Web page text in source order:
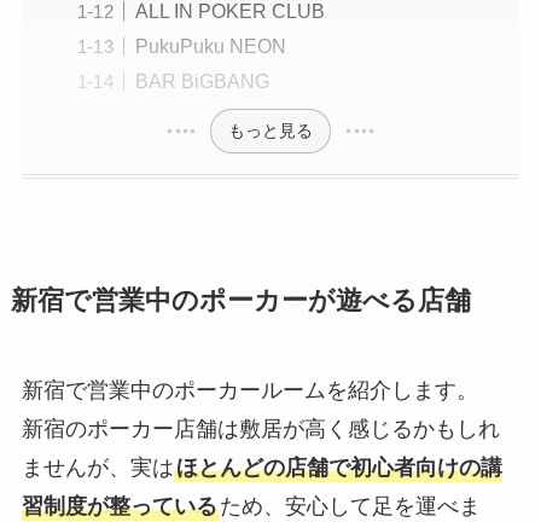
ALL IN POKER CLUB
PukuPuku NEON
BAR BiGBANG
もっと見る
新宿で営業中のポーカーが遊べる店舗
新宿で営業中のポーカールームを紹介します。
新宿のポーカー店舗は敷居が高く感じるかもしれ
ませんが、実はほとんどの店舗で初心者向けの講
習制度が整っているため、安心して足を運べま